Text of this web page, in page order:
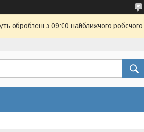
оброблені з 09:00 найближчого